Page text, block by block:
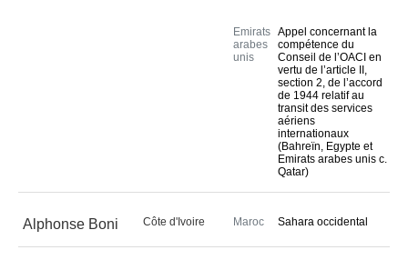
Emirats
arabes
unis
Appel concernant la
compétence du
Conseil de l’OACI en
vertu de l’article II,
section 2, de l’accord
de 1944 relatif au
transit des services
aériens
internationaux
(Bahreïn, Egypte et
Emirats arabes unis c.
Qatar)
Alphonse Boni Côte d'Ivoire Maroc Sahara occidental